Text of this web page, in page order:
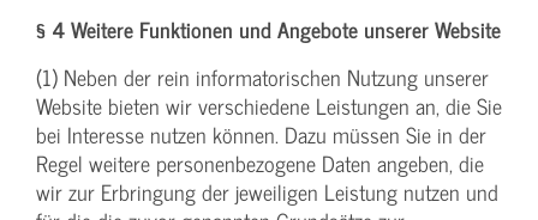
§ 4 Weitere Funktionen und Angebote unserer Website
(1) Neben der rein informatorischen Nutzung unserer
Website bieten wir verschiedene Leistungen an, die Sie
bei Interesse nutzen können. Dazu müssen Sie in der
Regel weitere personenbezogene Daten angeben, die
wir zur Erbringung der jeweiligen Leistung nutzen und